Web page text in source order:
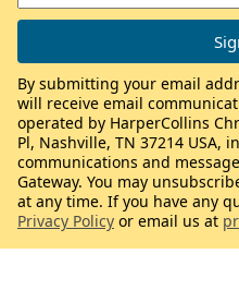
By submitting your email
will receive email
operated by HarperCollins
Pl, Nashville, TN 37214 USA,
communications and
Gateway. You may
at any time. If you have any
Privacy Policy or email us at